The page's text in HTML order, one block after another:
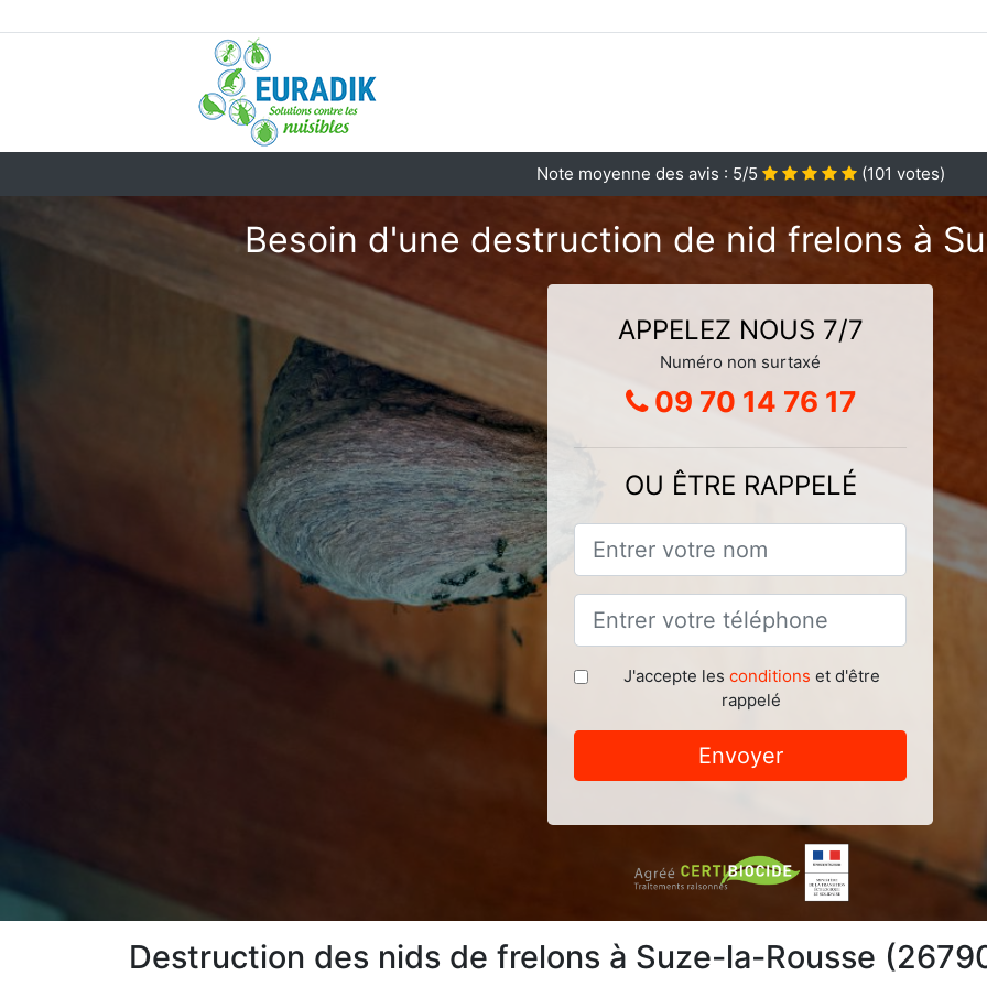
Note moyenne des avis : 5/5 (101 votes)
Besoin d'une destruction de nid frelons à
APPELEZ NOUS 7/7
Numéro non surtaxé
09 70 14 76 17
OU ÊTRE RAPPELÉ
J'accepte les conditions et d'être
rappelé
Envoyer
Destruction des nids de frelons à Suze-la-Rousse